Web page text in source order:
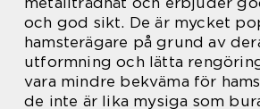
och god sikt. De är mycket
hamsterägare på grund av
utformning och lätta
vara mindre bekväma för
de inte är lika mysiga som